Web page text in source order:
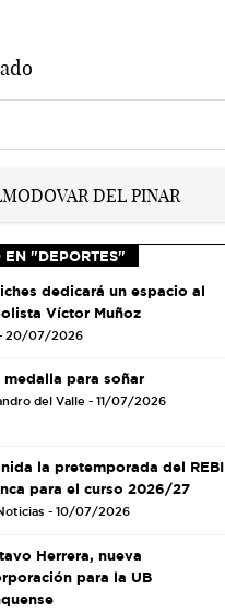
EN "DEPORTES"
dedicará un espacio al
Víctor Muñoz
- 20/07/2026
medalla para soñar
del Valle - 11/07/2026
la pretemporada del REBI
para el curso 2026/27
- 10/07/2026
Herrera, nueva
para la UB